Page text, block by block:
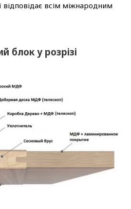
відповідає всім міжнародним
блок у розрізі